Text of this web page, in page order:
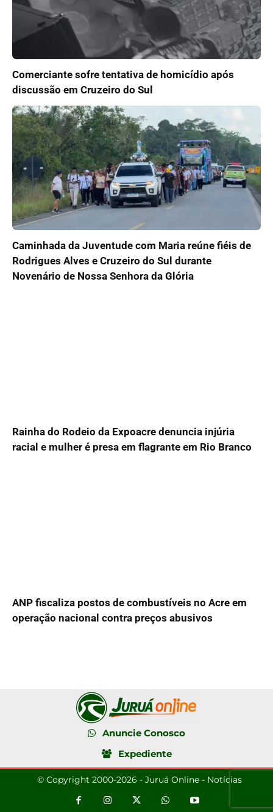
Comerciante sofre tentativa de homicídio após
discussão em Cruzeiro do Sul
Caminhada da Juventude com Maria reúne fiéis de
Rodrigues Alves e Cruzeiro do Sul durante
Novenário de Nossa Senhora da Glória
Rainha do Rodeio da Expoacre denuncia injúria
racial e mulher é presa em flagrante em Rio Branco
ANP fiscaliza postos de combustíveis no Acre em
operação nacional contra preços abusivos
Anuncie Conosco
Expediente
© Copyright 2000-2026 - Juruá Online - Notícias